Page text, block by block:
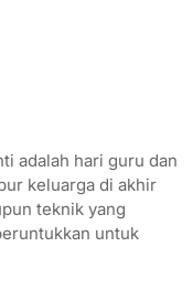
adalah hari guru dan
keluarga di akhir
teknik yang
untuk